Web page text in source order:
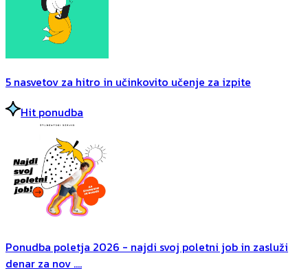
5 nasvetov za hitro in učinkovito učenje za izpite
Hit ponudba
Ponudba poletja 2026 - najdi svoj poletni job in zasluži
denar za nov ....